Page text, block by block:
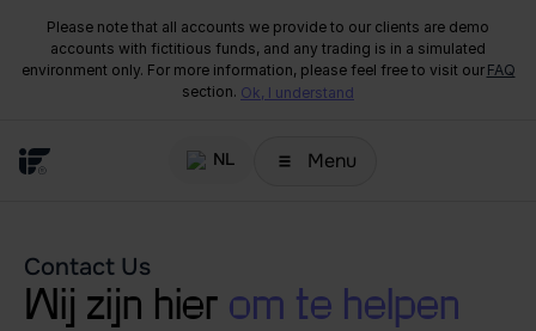
Please note that all accounts we provide to our clients are demo
accounts with fictitious funds, and any trading is in a simulated
environment only. For more information, please feel free to visit our FAQ
section. Ok, I understand
NL Menu
Contact Us
Wij zijn hier om te helpen